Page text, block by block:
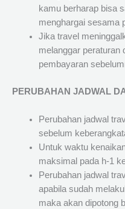
kamu berharap bisa
menghargai sesama
Jika travel
melanggar peraturan
pembayaran
PERUBAHAN JADWAL
Perubahan jadwal
sebelum
Untuk waktu
maksimal pada h-1
Perubahan jadwal
apabila sudah
maka akan dipotong